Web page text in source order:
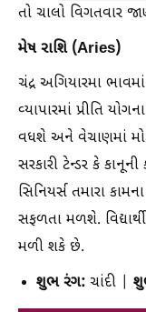
તો ચાલો વિગતવાર
મેષ રાશિ (Aries)
ચંદ્ર અગિયારમા
વ્યાપારમાં પ્રીતિ
વધશે અને વેચાણમાં
સરકારી ટેન્ડર કે
સિનિયર્સ તમારા
સફળતા મળશે.
મળી શકે છે.
શુભ રંગ: ચાંદી |